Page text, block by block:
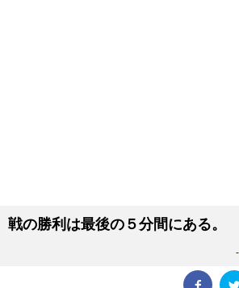
戦の勝利は最後の５分間にある。